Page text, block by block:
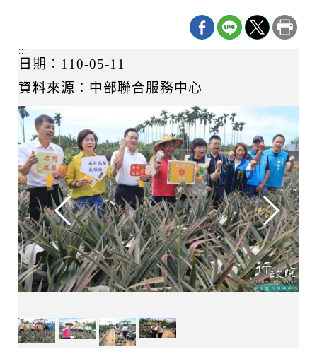
日期：110-05-11
資料來源：中部聯合服務中心
:::